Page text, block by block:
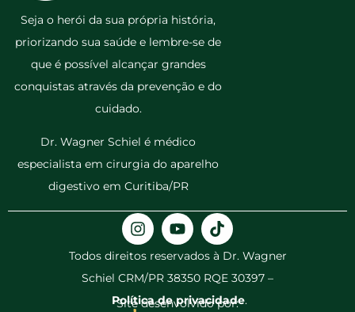
Seja o herói da sua própria história,
priorizando sua saúde e lembre-se de
que é possível alcançar grandes
conquistas através da prevenção e do
cuidado.
Dr. Wagner Schiel é médico
especialista em cirurgia do aparelho
digestivo em Curitiba/PR
Todos direitos reservados à Dr. Wagner
Schiel CRM/PR 38350 RQE 30397 –
Política de privacidade.
Site desenvolvido por: